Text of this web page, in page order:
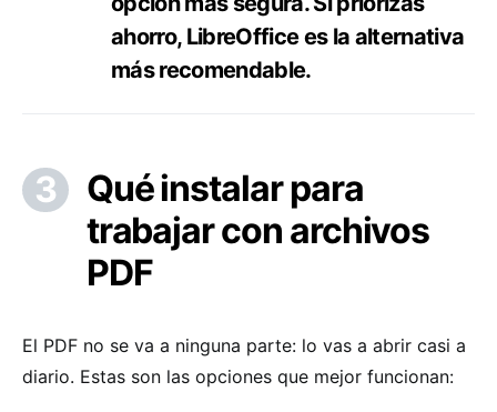
ahorro, LibreOffice es la alternativa
más recomendable.
Qué instalar para
trabajar con archivos
PDF
El PDF no se va a ninguna parte: lo vas a abrir casi a
diario. Estas son las opciones que mejor funcionan: